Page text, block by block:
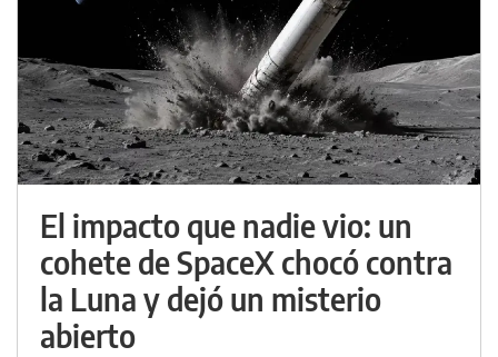
El impacto que nadie vio: un
cohete de SpaceX chocó contra
la Luna y dejó un misterio
abierto